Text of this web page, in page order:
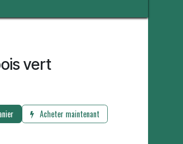
vert
Acheter maintenant